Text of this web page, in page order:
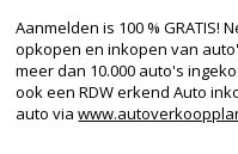
Aanmelden is 100 % GRATIS!
opkopen en inkopen van
meer dan 10.000 auto's
ook een RDW erkend Auto
auto via